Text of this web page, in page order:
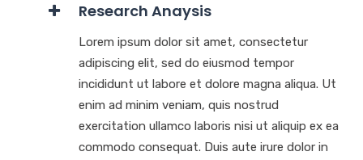
Research Anaysis
Lorem ipsum dolor sit amet, consectetur
adipiscing elit, sed do eiusmod tempor
incididunt ut labore et dolore magna aliqua. Ut
enim ad minim veniam, quis nostrud
exercitation ullamco laboris nisi ut aliquip ex ea
commodo consequat. Duis aute irure dolor in